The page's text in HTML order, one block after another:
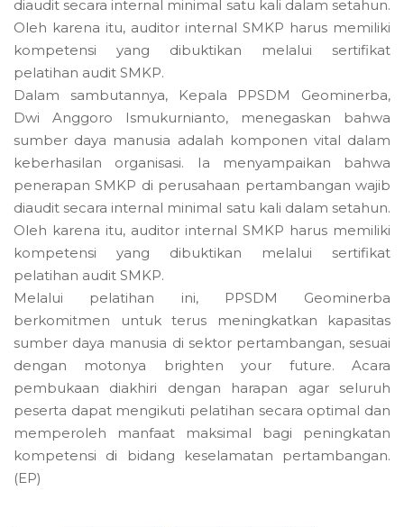
diaudit secara internal minimal satu kali dalam setahun.
Oleh karena itu, auditor internal SMKP harus memiliki
kompetensi yang dibuktikan melalui sertifikat
pelatihan audit SMKP.
Dalam sambutannya, Kepala PPSDM Geominerba,
Dwi Anggoro Ismukurnianto, menegaskan bahwa
sumber daya manusia adalah komponen vital dalam
keberhasilan organisasi. Ia menyampaikan bahwa
penerapan SMKP di perusahaan pertambangan wajib
diaudit secara internal minimal satu kali dalam setahun.
Oleh karena itu, auditor internal SMKP harus memiliki
kompetensi yang dibuktikan melalui sertifikat
pelatihan audit SMKP.
Melalui pelatihan ini, PPSDM Geominerba
berkomitmen untuk terus meningkatkan kapasitas
sumber daya manusia di sektor pertambangan, sesuai
dengan motonya brighten your future. Acara
pembukaan diakhiri dengan harapan agar seluruh
peserta dapat mengikuti pelatihan secara optimal dan
memperoleh manfaat maksimal bagi peningkatan
kompetensi di bidang keselamatan pertambangan.
(EP)